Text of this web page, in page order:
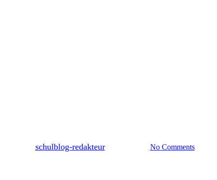
schulblog-redakteur14. März 2026 No Comments